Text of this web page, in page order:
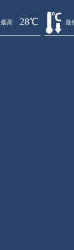
最高 28℃ 最